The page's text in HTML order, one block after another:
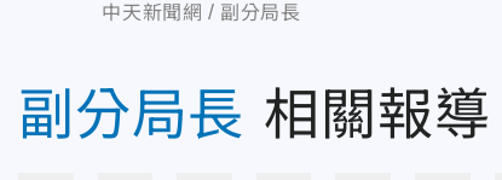
中天新聞網 副分局長
副分局長 相關報導